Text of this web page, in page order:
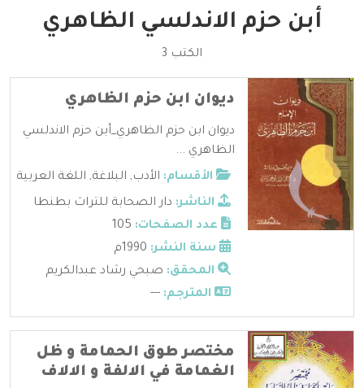
أبن حزم الاندلسي الظاهري
الكتب 3
ديوان ابن حزم الظاهري
ديوان ابن حزم الظاهري_أبن حزم الاندلسي
الظاهري ...
الأقسام: الأدب, البلاغة, اللغة العربية
الناشر: دار الصحابة للتراث بطنطا
عدد الصفحات:
سنة النشر:
المحقق: صبحي رشاد عبدالكريم
المترجم: ---
مختصر طوق الحمامة و ظل
الغمامة في الالفة و الالاف